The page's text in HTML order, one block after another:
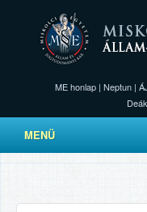
ME honlap | Neptun |
MENÜ